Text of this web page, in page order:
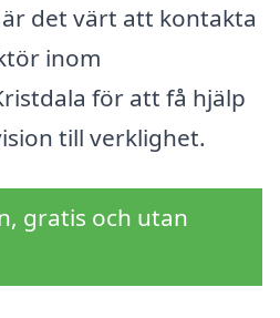
det värt att kontakta
inom
för att få hjälp
till verklighet.
gratis och utan